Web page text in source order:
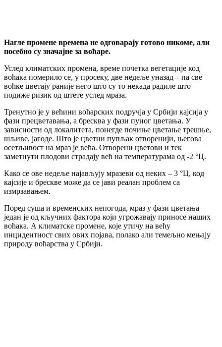
Нагле промене времена не одговарају готово никоме, али
посебно су значајне за воћаре.
Услед климатских промена, време почетка вегетације код
воћака померило се, у просеку, две недеље уназад – па све
воћке цветају раније него што су то некада радиле што
подиже ризик од штете услед мраза.
Тренутно је у већини воћарских подручја у Србији кајсија у
фази прецветавања, а бресква у фази пуног цветања. У
зависности од локалитета, понегде почиње цветање трешње,
шљиве, јагоде. Што је цветни пупљак отворенији, његова
осетљивост на мраз је већа. Отворени цветови и тек
заметнути плодови страдају већ на температурама од -2 °Ц.
Како се ове недеље најављују мразеви од неких – 3 °Ц, код
кајсије и брескве може да се јави реалан проблем са
измрзавањем.
Поред суша и временских непогода, мраз у фази цветања
један је од кључних фактора који угрожавају приносе наших
воћака. А климатске промене, које утичу на већу
инцидентност свих ових појава, полако али темељно мењају
природу воћарства у Србији.